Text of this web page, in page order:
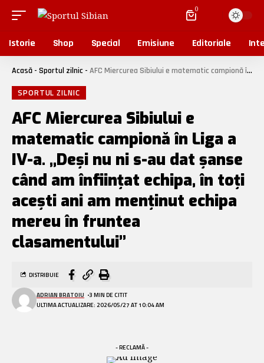
0
Istorie Shop Special Emisiune Editoriale
Acasă - Sportul zilnic - AFC Miercurea Sibiului e matematic campionă în Liga a IV-a. „Deși nu ni s-au dat șanse când am înființat echipa, în toți acești ani am menținut echipa mereu în fruntea clasamentului”
SPORTUL ZILNIC
AFC Miercurea Sibiului e
matematic campionă în Liga a
IV-a. „Deși nu ni s-au dat șanse
când am înființat echipa, în toți
acești ani am menținut echipa
mereu în fruntea
clasamentului”
ULTIMA ACTUALIZARE: 2026/05/27 AT 10:04 AM
ADRIAN BRATOIU 3 MIN DE CITIT
DISTRIBUIE
- RECLAMĂ -